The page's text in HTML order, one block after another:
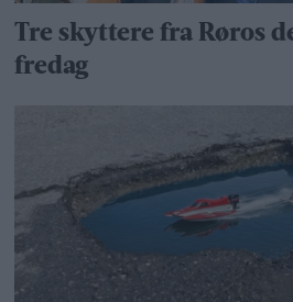
Tre skyttere fra Røros
fredag